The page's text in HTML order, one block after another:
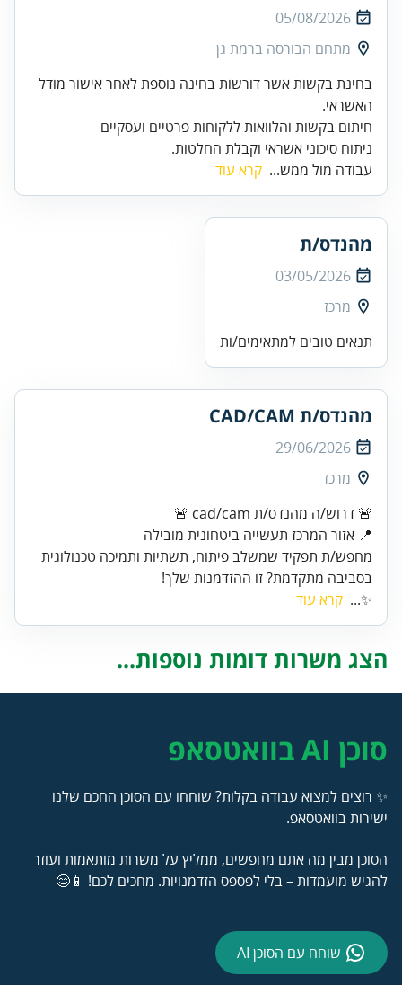
05/08/2026
מתחם הבורסה ברמת גן
בחינת בקשות אשר דורשות בחינה נוספת לאחר אישור מודל
ניתוח סיכוני אשראי וקבלת החלטות.
עבודה מול ממש... קרא עוד
מהנדס/ת
03/05/2026
מרכז
תנאים טובים למתאימים/ות
מהנדס/ת CAD/CAM
29/06/2026
מרכז
מחפש/ת תפקיד שמשלב פיתוח, תשתיות ותמיכה טכנולוגית
בסביבה מתקדמת? זו ההזדמנות שלך!
✨... קרא עוד
הצג משרות דומות נוספות...
סוכן AI בוואטסאפ
✨ רוצים למצוא עבודה בקלות? שוחחו עם הסוכן החכם שלנו
ישירות בוואטסאפ.
הסוכן מבין מה אתם מחפשים, ממליץ על משרות מותאמות ועוזר
להגיש מועמדות – בלי לפספס הזדמנויות. מחכים לכם! 📱😊
שוחח עם הסוכן AI